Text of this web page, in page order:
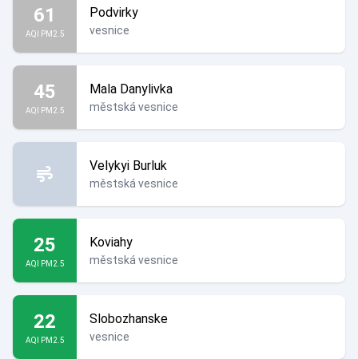
61
AQI PM2.5
Podvirky
vesnice
45
AQI PM2.5
Mala Danylivka
městská vesnice
Velykyi Burluk
městská vesnice
25
AQI PM2.5
Koviahy
městská vesnice
22
AQI PM2.5
Slobozhanske
vesnice